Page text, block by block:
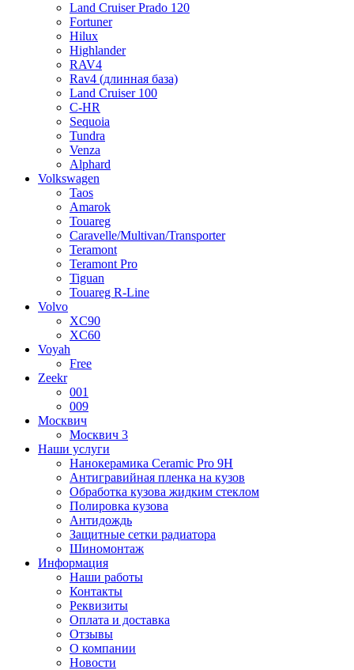
Land Cruiser Prado 120
Fortuner
Hilux
Highlander
RAV4
Rav4 (длинная база)
Land Cruiser 100
C-HR
Sequoia
Tundra
Venza
Alphard
Volkswagen
Taos
Amarok
Touareg
Caravelle/Multivan/Transporter
Teramont
Teramont Pro
Tiguan
Touareg R-Line
Volvo
XC90
XC60
Voyah
Free
Zeekr
001
009
Москвич
Москвич 3
Наши услуги
Нанокерамика Ceramic Pro 9H
Антигравийная пленка на кузов
Обработка кузова жидким стеклом
Полировка кузова
Антидождь
Защитные сетки радиатора
Шиномонтаж
Информация
Наши работы
Контакты
Реквизиты
Оплата и доставка
Отзывы
О компании
Новости